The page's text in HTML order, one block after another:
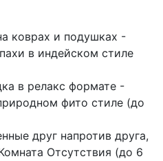
коврах и подушках -
в индейском стиле
в релакс формате -
фито стиле (до
друг напротив друга,
Отсутствия (до 6